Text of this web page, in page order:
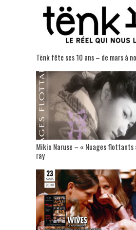
Tënk fête ses 10 ans – de mars à
Mikio Naruse – « Nuages flottants
ray